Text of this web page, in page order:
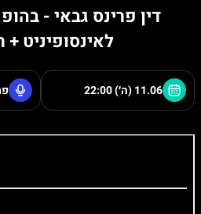
דין פרינס גבאי -
לאינסופיניט +
11.06 (ה׳) 22:00